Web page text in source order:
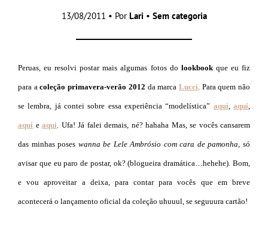
13/08/2011 • Por Lari • Sem categoria
Peruas, eu resolvi postar mais algumas fotos do lookbookque eu fiz
para acoleção primavera-verão 2012 da marca Lucci. Para quem não
se lembra, já contei sobre essa experiência “modelística” aqui,aqui,
aqui e aqui. Ufa! Já falei demais, né? hahaha Mas, se vocês cansarem
das minhas poses wanna be Lele Ambrósio com cara de pamonha, só
avisar que eu paro de postar, ok? (blogueira dramática…hehehe). Bom,
e vou aproveitar a deixa, para contar para vocês que em breve
acontecerá o lançamento oficial da coleção uhuuul, se seguuura cartão!